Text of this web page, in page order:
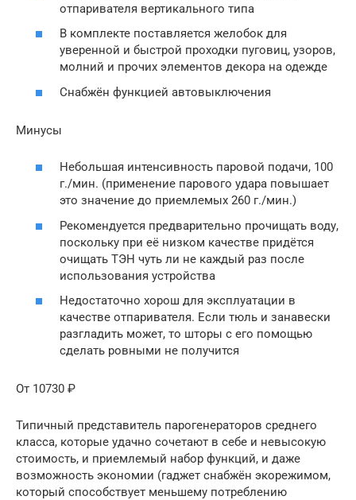
отпаривателя вертикального типа
В комплекте поставляется желобок для
уверенной и быстрой проходки пуговиц, узоров,
молний и прочих элементов декора на одежде
Снабжён функцией автовыключения
Минусы
Небольшая интенсивность паровой подачи, 100
г./мин. (применение парового удара повышает
это значение до приемлемых 260 г./мин.)
Рекомендуется предварительно прочищать воду,
поскольку при её низком качестве придётся
очищать ТЭН чуть ли не каждый раз после
использования устройства
Недостаточно хорош для эксплуатации в
качестве отпаривателя. Если тюль и занавески
разгладить может, то шторы с его помощью
сделать ровными не получится
От 10730 ₽
Типичный представитель парогенераторов среднего
класса, которые удачно сочетают в себе и невысокую
стоимость, и приемлемый набор функций, и даже
возможность экономии (гаджет снабжён экорежимом,
который способствует меньшему потреблению